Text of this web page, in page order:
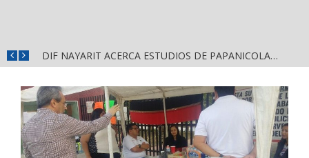
DIF NAYARIT ACERCA ESTUDIOS DE PAPANICOLAOU A LAS MUJERES